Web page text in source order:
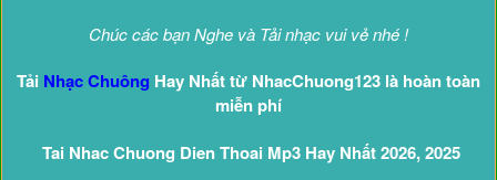
Chúc các bạn Nghe và Tải nhạc vui vẻ nhé !
Tải Nhạc Chuông Hay Nhất từ NhacChuong123 là hoàn toàn
miễn phí
Tai Nhac Chuong Dien Thoai Mp3 Hay Nhất 2026, 2025